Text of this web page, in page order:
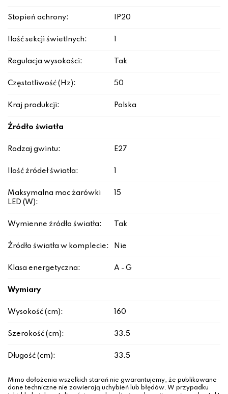
Stopień ochrony: IP20
Ilość sekcji świetlnych:
Regulacja wysokości: Tak
Częstotliwość (Hz): 50
Kraj produkcji: Polska
Źródło światła
Rodzaj gwintu: E27
Ilość źródeł światła:
Maksymalna moc żarówki
LED (W):
15
Wymienne źródło światła: Tak
Źródło światła w komplecie: Nie
Klasa energetyczna: A - G
Wymiary
Wysokość (cm): 160
Szerokość (cm): 33.5
Długość (cm): 33.5
Mimo dołożenia wszelkich starań nie gwarantujemy, że publikowane
dane techniczne nie zawierają uchybień lub błędów. W przypadku